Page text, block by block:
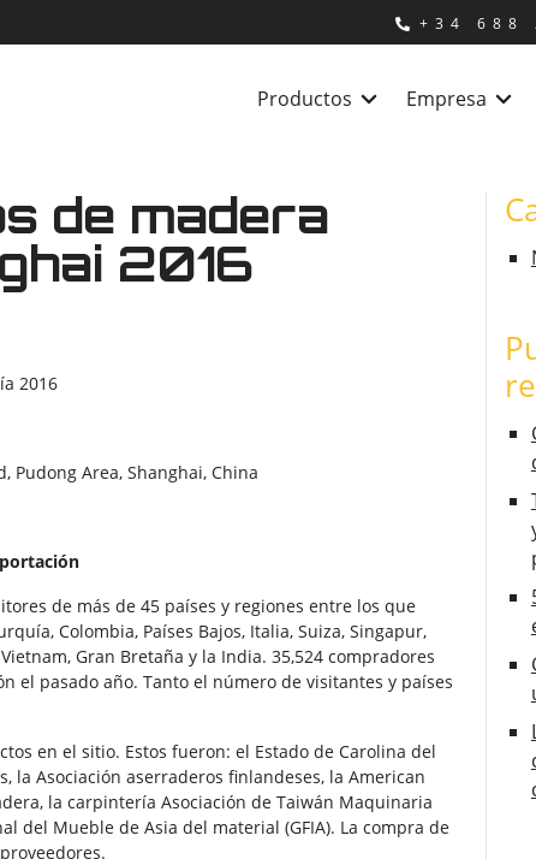
+34 688
Productos Empresa
de madera
2016
2016
Pudong Area, Shanghai, China
de más de 45 países y regiones entre los que
Colombia, Países Bajos, Italia, Suiza, Singapur,
Gran Bretaña y la India. 35,524 compradores
el pasado año. Tanto el número de visitantes y países
en el sitio. Estos fueron: el Estado de Carolina del
la Asociación aserraderos finlandeses, la American
la carpintería Asociación de Taiwán Maquinaria
del Mueble de Asia del material (GFIA). La compra de